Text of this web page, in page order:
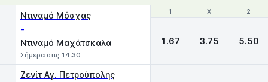
1 X 2
Ντιναμό Μόσχας
-
Ντιναμό Μαχάτσκαλα
Σήμερα στις 14:30
1 X 2
1.67 3.75 5.50
Ζενίτ Αγ. Πετρούπολης